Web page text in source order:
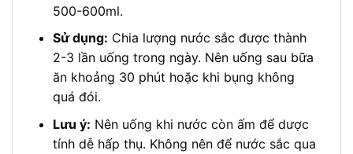
500-600ml.
Sử dụng: Chia lượng nước sắc được thành
2-3 lần uống trong ngày. Nên uống sau bữa
ăn khoảng 30 phút hoặc khi bụng không
quá đói.
Lưu ý: Nên uống khi nước còn ấm để dược
tính dễ hấp thụ. Không nên để nước sắc qua